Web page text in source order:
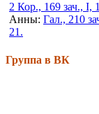
2 Кор., 169 зач., I,
Анны: Гал., 210
21.
Группа в ВК